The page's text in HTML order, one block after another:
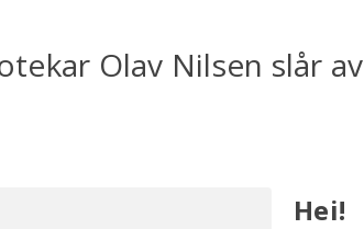
Olav Nilsen slår
Hei!